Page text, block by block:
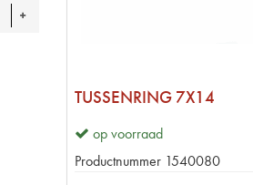
TUSSENRING 7X14
op voorraad
Productnummer 1540080